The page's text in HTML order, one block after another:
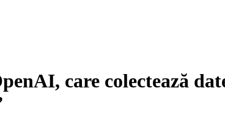
care colectează